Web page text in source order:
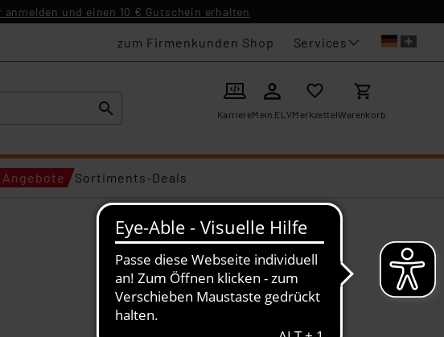
und einen 10 € Gutschein erhalten
zum Firmenkunden Shop Services
KarriereMein ELVMerkzettelWarenkorb
Angebote Sortiments-Deals